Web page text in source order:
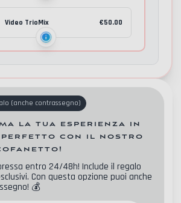
Video TrioMix €50.00
(anche contrassegno)
la tua esperienza in
perfetto con il nostro
entro 24/48h! Include il regalo
Con questa opzione puoi anche
💰